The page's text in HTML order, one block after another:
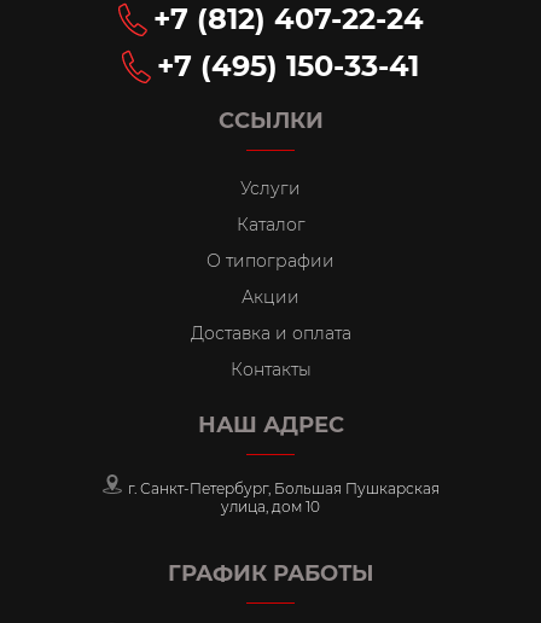
ССЫЛКИ
Услуги
Каталог
О типографии
Акции
Доставка и оплата
Контакты
НАШ АДРЕС
г. Санкт-Петербург, Большая Пушкарская
улица, дом 10
ГРАФИК РАБОТЫ
+7 (812) 407-22-24
+7 (495) 150-33-41